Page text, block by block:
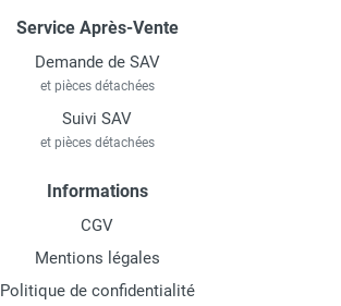
Service Après-Vente
Demande de SAV
et pièces détachées
Suivi SAV
et pièces détachées
Informations
CGV
Mentions légales
Politique de confidentialité